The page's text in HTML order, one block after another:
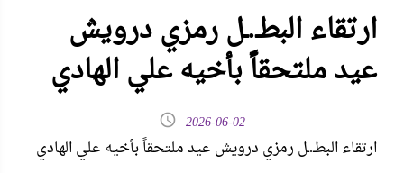
ارتقاء البطـ.ـل رمزي درويش
عيد ملتحقاً بأخيه علي الهادي
2026-06-02
ارتقاء البطـ.ـل رمزي درويش عيد ملتحقاً بأخيه علي الهادي